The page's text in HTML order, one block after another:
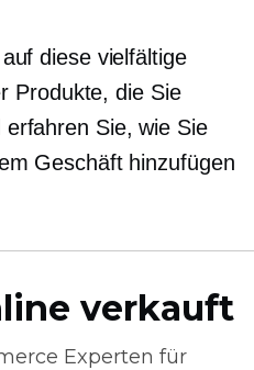
diese vielfältige
Produkte, die Sie
Sie, wie Sie
Geschäft hinzufügen
verkauft
Experten für